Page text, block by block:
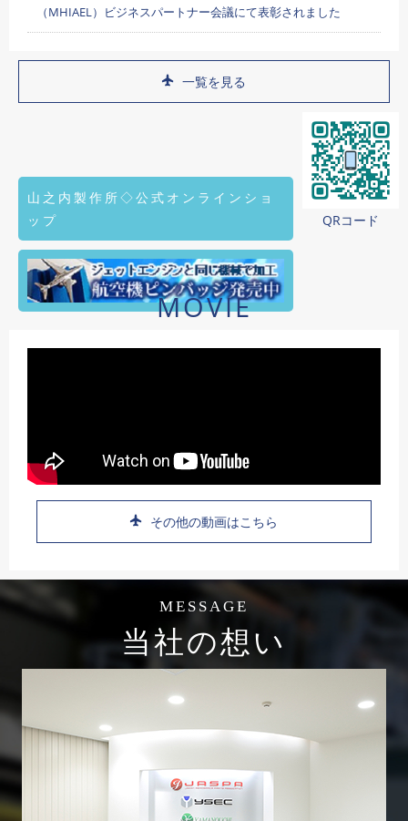
（MHIAEL）ビジネスパートナー会議にて表彰されました
一覧を見る
山之内製作所◇公式オンラインショ
ップ
QRコード
MOVIE
その他の動画はこちら
MESSAGE
当社の想い